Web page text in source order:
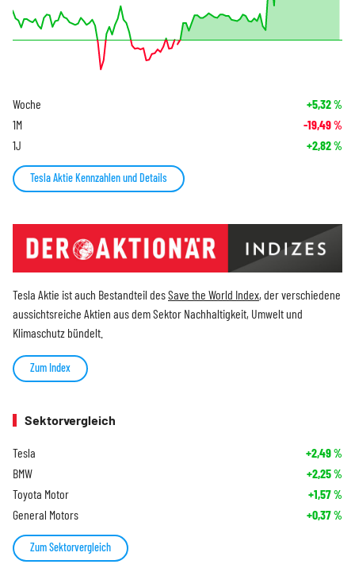
Woche +5,32%
1M -19,49%
1J +2,82%
Tesla Aktie Kennzahlen und Details
Tesla Aktie ist auch Bestandteil desSave the World Index, der verschiedene
aussichtsreiche Aktien aus dem Sektor Nachhaltigkeit, Umwelt und
Klimaschutz bündelt.
Zum Index
Sektorvergleich
Tesla +2,49%
BMW +2,25%
Toyota Motor +1,57%
General Motors +0,37%
Zum Sektorvergleich